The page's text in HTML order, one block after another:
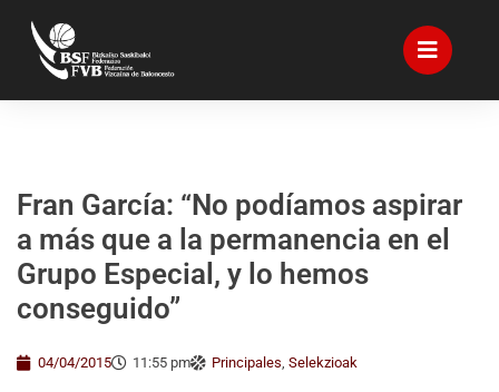
Fran García: “No podíamos aspirar
a más que a la permanencia en el
Grupo Especial, y lo hemos
conseguido”
04/04/2015 11:55 pm Principales, Selekzioak